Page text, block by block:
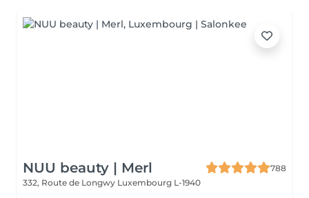
NUU beauty | Merl
788
332, Route de Longwy Luxembourg L-1940